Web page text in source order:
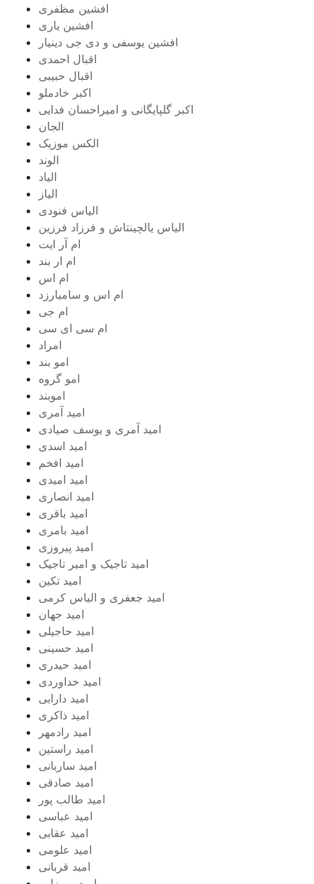
افشین مظفری
افشین یاری
افشین یوسفی و دی جی دینیار
اقبال احمدی
اقبال حبیبی
اکبر خادملو
اکبر گلپایگانی و امیراحسان فدایی
الجان
الکس موزیک
الوند
الیاد
الیاز
الیاس فنودی
الیاس یالچینتاش و فرزاد فرزین
ام آر ایت
ام‌ ار بند
ام اس
ام اس و سامیارزد
ام جی
ام سی ای سی
امراد
امو بند
امو گروه
اموبند
امید آمری
امید آمری و یوسف صیادی
امید اسدی
امید افخم
امید امیدی
امید انصاری
امید باقری
امید بامری
امید پیروزی
امید تاجیک و امیر تاجیک
امید تکین
امید جعفری و الیاس کرمی
امید جهان
امید حاجیلی
امید حسینی
امید حیدری
امید خداوردی
امید دارابی
امید ذاکری
امید رادمهر
امید راستین
امید ساربانی
امید صادقی
امید طالب پور
امید عباسی
امید عقابی
امید علومی
امید قربانی